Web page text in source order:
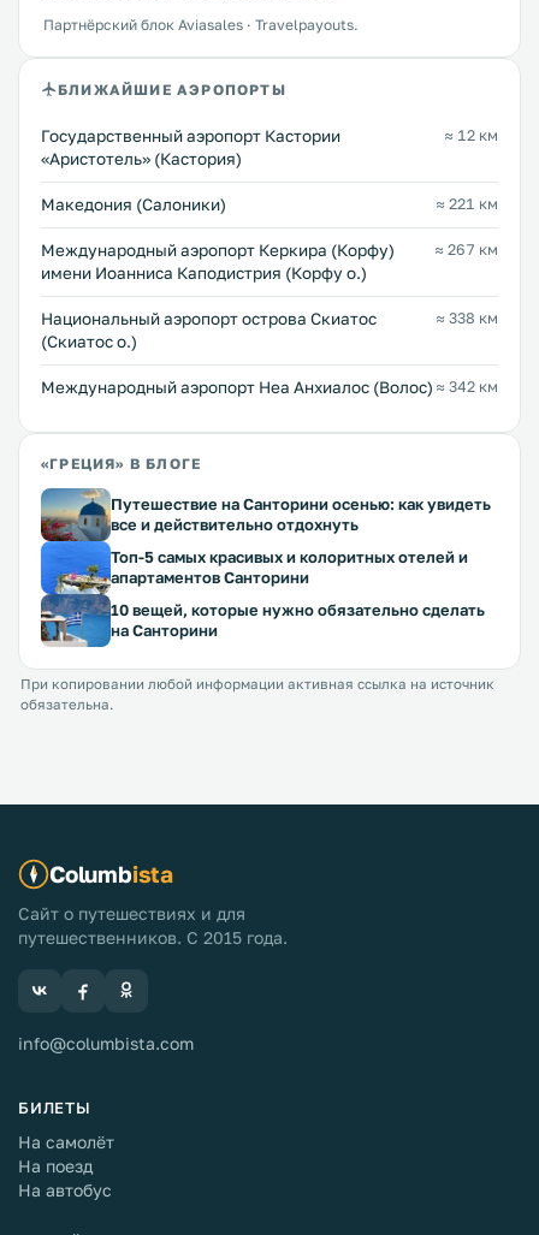
Партнёрский блок Aviasales · Travelpayouts.
БЛИЖАЙШИЕ АЭРОПОРТЫ
Государственный аэропорт Кастории
«Аристотель» (Кастория)
≈ 12 км
Македония (Салоники) ≈ 221 км
Международный аэропорт Керкира (Корфу)
имени Иоанниса Каподистрия (Корфу о.)
≈ 267 км
Национальный аэропорт острова Скиатос
(Скиатос о.)
≈ 338 км
Международный аэропорт Неа Анхиалос (Волос) ≈ 342 км
«ГРЕЦИЯ» В БЛОГЕ
Путешествие на Санторини осенью: как увидеть
все и действительно отдохнуть
Топ-5 самых красивых и колоритных отелей и
апартаментов Санторини
10 вещей, которые нужно обязательно сделать
на Санторини
При копировании любой информации активная ссылка на источник
обязательна.
Columbista
Сайт о путешествиях и для
путешественников. С 2015 года.
info@columbista.com
БИЛЕТЫ
На самолёт
На поезд
На автобус